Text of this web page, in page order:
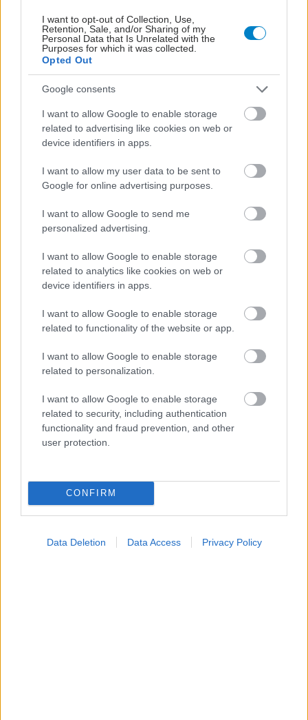
I want to opt-out of Collection, Use,
Retention, Sale, and/or Sharing of my
Personal Data that Is Unrelated with the
Purposes for which it was collected.
Opted Out
Google consents
I want to allow Google to enable storage
related to advertising like cookies on web or
device identifiers in apps.
I want to allow my user data to be sent to
Google for online advertising purposes.
I want to allow Google to send me
personalized advertising.
I want to allow Google to enable storage
related to analytics like cookies on web or
device identifiers in apps.
I want to allow Google to enable storage
related to functionality of the website or app.
I want to allow Google to enable storage
related to personalization.
I want to allow Google to enable storage
related to security, including authentication
functionality and fraud prevention, and other
user protection.
CONFIRM
Data Deletion Data Access Privacy Policy
ΣΗΜΕΡΑ ΣΤΟ IATRONET.GR